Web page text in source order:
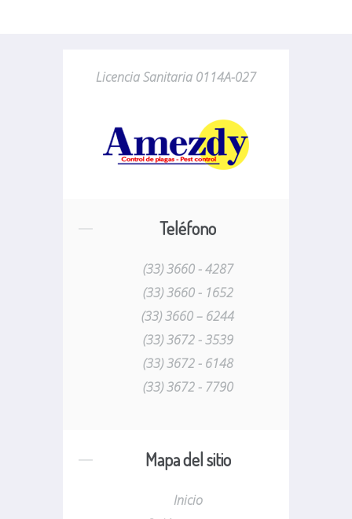
Licencia Sanitaria 0114A-027
Teléfono
(33) 3660 - 4287
(33) 3660 - 1652
(33) 3660 – 6244
(33) 3672 - 3539
(33) 3672 - 6148
(33) 3672 - 7790
Mapa del sitio
Inicio